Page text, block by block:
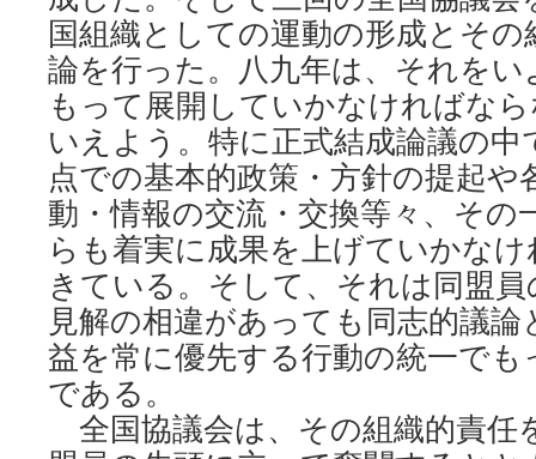
国組織としての運動の形成とそ
論を行った。八九年は、それを
もって展開していかなければな
いえよう。特に正式結成論議の中
点での基本的政策・方針の提起や
動・情報の交流・交換等々、その
らも着実に成果を上げていかな
きている。そして、それは同盟
見解の相違があっても同志的議論
益を常に優先する行動の統一で
である。
全国協議会は、その組織的責任